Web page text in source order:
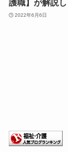
護職】が解説
2022年6月6日